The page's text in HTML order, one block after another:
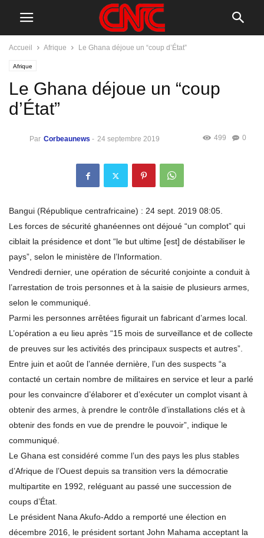
Accueil Afrique Le Ghana déjoue un “coup d’État”
Afrique
Le Ghana déjoue un “coup
d’État”
Par Corbeaunews - 24 septembre 2019 0
499
Bangui (République centrafricaine) : 24 sept. 2019 08:05.
Les forces de sécurité ghanéennes ont déjoué “un complot” qui
ciblait la présidence et dont “le but ultime [est] de déstabiliser le
pays”, selon le ministère de l’Information.
Vendredi dernier, une opération de sécurité conjointe a conduit à
l’arrestation de trois personnes et à la saisie de plusieurs armes,
selon le communiqué.
Parmi les personnes arrêtées figurait un fabricant d’armes local.
L’opération a eu lieu après “15 mois de surveillance et de collecte
de preuves sur les activités des principaux suspects et autres”.
Entre juin et août de l’année dernière, l’un des suspects “a
contacté un certain nombre de militaires en service et leur a parlé
pour les convaincre d’élaborer et d’exécuter un complot visant à
obtenir des armes, à prendre le contrôle d’installations clés et à
obtenir des fonds en vue de prendre le pouvoir”, indique le
communiqué.
Le Ghana est considéré comme l’un des pays les plus stables
d’Afrique de l’Ouest depuis sa transition vers la démocratie
multipartite en 1992, reléguant au passé une succession de
coups d’État.
Le président Nana Akufo-Addo a remporté une élection en
décembre 2016, le président sortant John Mahama acceptant la